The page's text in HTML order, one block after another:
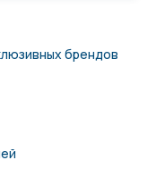
брендов